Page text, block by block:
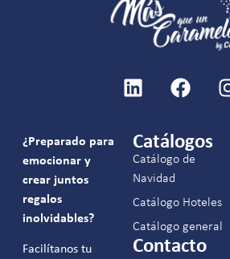
¿Preparado para
emocionar y
crear juntos
regalos
inolvidables?
Facilítanos tu
Catálogos
Catálogo de
Navidad
Catálogo Hoteles
Catálogo general
Contacto